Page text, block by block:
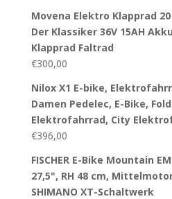
Movena Elektro Klapprad 20
Der Klassiker 36V 15AH
Klapprad Faltrad
€300,00
Nilox X1 E-bike,
Damen Pedelec, E-Bike,
Elektrofahrrad, City
€396,00
FISCHER E-Bike Mountain
27,5", RH 48 cm,
SHIMANO XT-Schaltwerk